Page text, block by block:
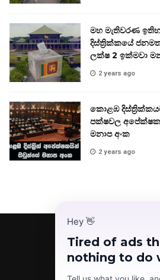
Hey 👋
Tired of ads
nothing to do
මහ මැතිවරණ
දිස්ත්‍රික්කයේ
ලක්ෂ 2 ඉක්මවා
2 years ago
කොළඹ
පක්ෂවල
මනාප අංක
2 years ago
Facebook